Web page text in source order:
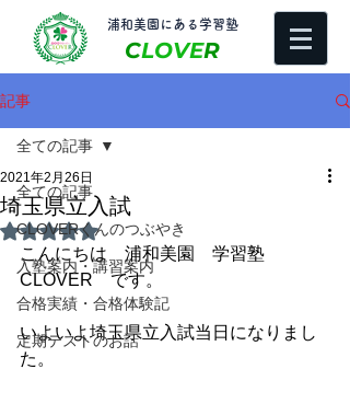
​浦和美園にある学習塾
CLOVER
記事
全ての記事
CLOVERくんのつぶやき
入塾案内・講習案内
合格実績・合格体験記
定期テストのお話
全ての記事
埼玉県立入試
2021年2月26日
5つ星のうちNaNと評価されています。
こんにちは　浦和美園　学習塾
CLOVER　です。
いよいよ埼玉県立入試当日になりまし
た。